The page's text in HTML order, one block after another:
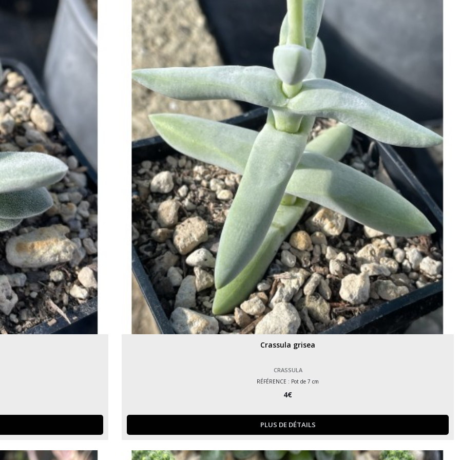
Crassula grisea
CRASSULA
RÉFÉRENCE : Pot de 7 cm
4€
PLUS DE DÉTAILS